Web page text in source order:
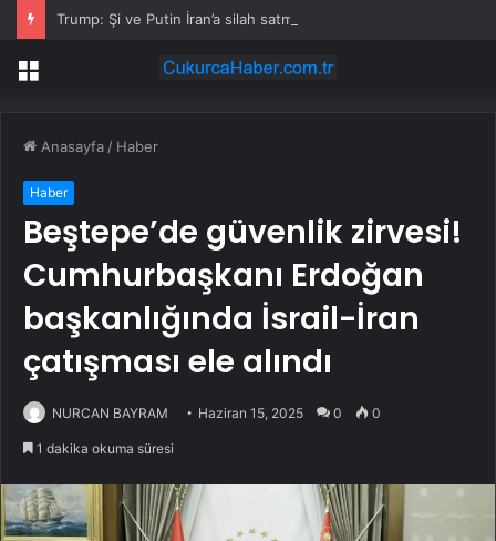
Trump: Şi ve Putin İran’a silah satmayacaklarını söyledi
Menü
Anasayfa / Haber
Haber
Beştepe’de güvenlik zirvesi!
Cumhurbaşkanı Erdoğan
başkanlığında İsrail-İran
çatışması ele alındı
NURCAN BAYRAM Haziran 15, 2025 0 0
1 dakika okuma süresi